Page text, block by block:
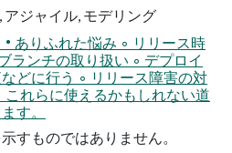
アジャイル, モデリング
ありふれた悩み ◦ リリース時
ンチの取り扱い ◦ デプロイ
どに行う ◦ リリース障害の対
れらに使えるかもしれない道
す。
すものではありません。